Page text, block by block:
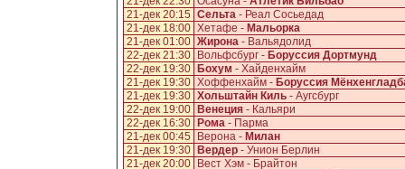
21-дек 20:15 Сельта - Реал Сосьедад
21-дек 18:00 Хетафе - Мальорка
21-дек 01:00 Жирона - Вальядолид
22-дек 21:30
Вольфсбург - Боруссия Дортмунд
22-дек 19:30
Бохум - Хайденхайм
21-дек 19:30 Хоффенхайм - Боруссия
21-дек 19:30 Хольштайн Киль - Аугсбург
22-дек 19:00
Венеция - Кальяри
22-дек 16:30
Рома - Парма
21-дек 00:45
Верона - Милан
21-дек 19:30
Вердер - Унион Берлин
21-дек 20:00
Вест Хэм - Брайтон